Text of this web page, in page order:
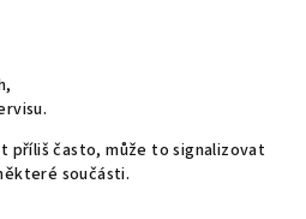
příliš často, může to signalizovat
součásti.